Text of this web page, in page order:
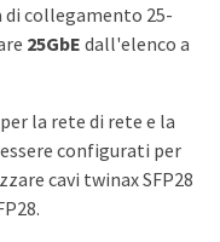
collegamento 25-
25GbE dall'elenco a
la rete di rete e la
configurati per
cavi twinax SFP28